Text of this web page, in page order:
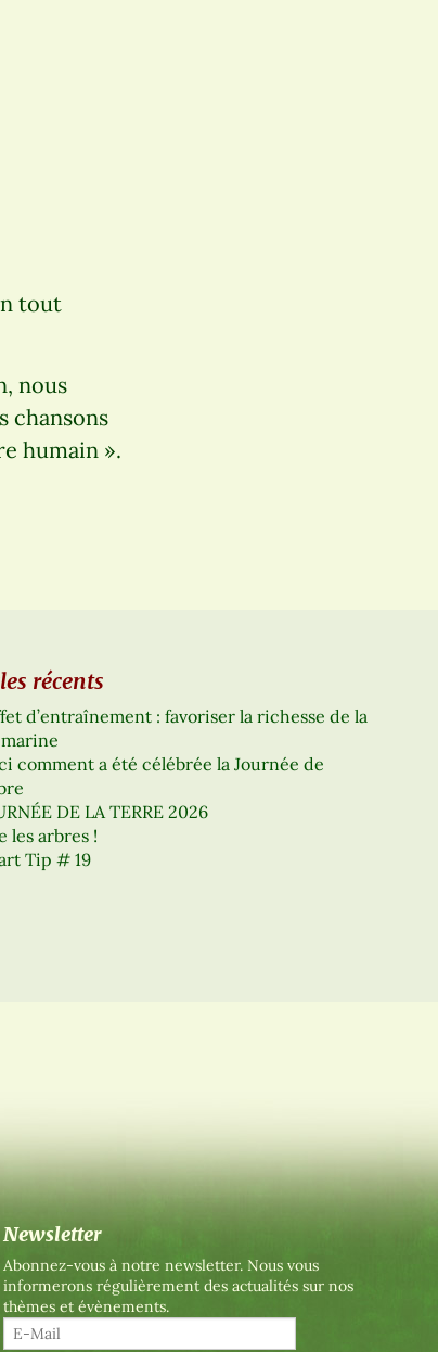
tout
nous
chansons
humain ».
récents
d’entraînement : favoriser la richesse de la
comment a été célébrée la Journée de
DE LA TERRE 2026
les arbres !
Tip # 19
Newsletter
Abonnez-vous à notre newsletter. Nous vous
informerons régulièrement des actualités sur nos
thèmes et évènements.